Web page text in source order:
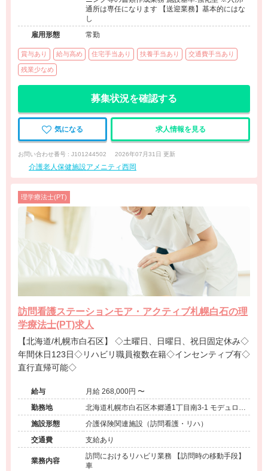
通所は専任になります 【送迎業務】基本的にはな
し
雇用形態
常勤
賞与あり 給与高め 住宅手当あり 扶養手当あり 交通費手当あり
残業少なめ
募集状況を確認する
気になる 求人情報を見る
お問い合わせ番号 : J101244502 2026年07月31日 更新
介護老人保健施設アメニティ西岡
理学療法士(PT)
訪問看護ステーションモア・アクティブ札幌白石の理
学療法士(PT)求人
【北海道/札幌市白石区】 ◇土曜日、日曜日、祝日固定休み◇
年間休日123日◇リハビリ職員複数在籍◇インセンティブ有◇
直行直帰可能◇
給与
月給 268,000円 〜
勤務地
北海道札幌市白石区本郷通1丁目南3-1 モデュロー
ル101号
施設形態
介護保険関連施設（訪問看護・リハ）
交通費
支給あり
業務内容
訪問におけるリハビリ業務 【訪問時の移動手段】
車